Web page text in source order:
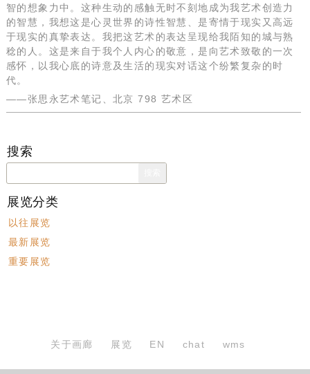
智的想象力中。这种生动的感触无时不刻地成为我艺术创造力
的智慧，我想这是心灵世界的诗性智慧、是寄情于现实又高远
于现实的真挚表达。我把这艺术的表达呈现给我陌知的城与熟
稔的人。这是来自于我个人内心的敬意，是向艺术致敬的一次
感怀，以我心底的诗意及生活的现实对话这个纷繁复杂的时
代。
——张思永艺术笔记、北京 798 艺术区
搜索
索：
展览分类
以往展览
最新展览
重要展览
关于画廊 展览 EN chat wms